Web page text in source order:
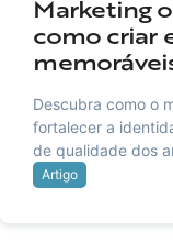
Marketing
como criar
Descubra como o
fortalecer a
de qualidade dos
Artigo